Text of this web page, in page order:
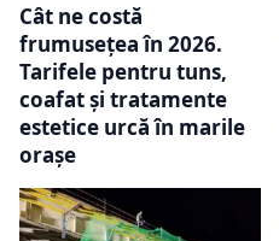
Cât ne costă
frumusețea în 2026.
Tarifele pentru tuns,
coafat și tratamente
estetice urcă în marile
orașe